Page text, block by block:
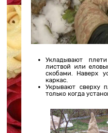
Укладывают
листвой или
скобами. Наверх
каркас.
Укрывают сверху
только когда